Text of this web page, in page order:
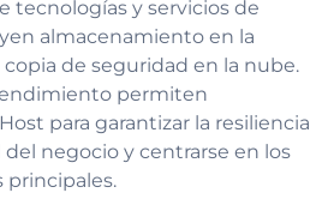
tecnologías y servicios de
almacenamiento en la
de seguridad en la nube.
permiten
para garantizar la resiliencia
negocio y centrarse en los
principales.